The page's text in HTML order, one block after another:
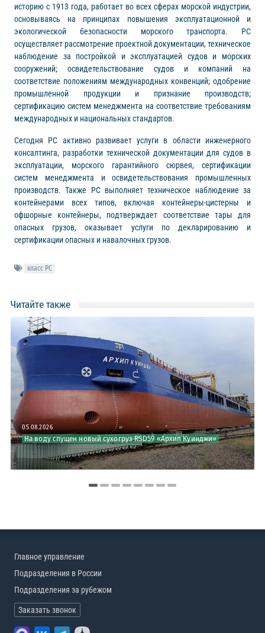
историю с 1913 года, работает во всех сферах морской индустрии,
основываясь на принципах повышения эксплуатационной и
экологической безопасности морского транспорта. РС
осуществляет рассмотрение проектной документации, техническое
наблюдение за постройкой и эксплуатацией судов и морских
сооружений; освидетельствование судов и компаний на
соответствие положениям международных конвенций; одобрение
промышленной продукции и признание производств;
сертификацию систем менеджмента на соответствие требованиям
международных и национальных стандартов.
Сегодня РС активно развивает услуги в области инженерного
консалтинга, разработки технической документации для судов в
эксплуатации, морского гарантийного сюрвея, сертификации
систем менеджмента и освидетельствования промышленных
производств. Также РС выполняет техническое наблюдение за
контейнерами всех типов, включая контейнеры-цистерны и
офшорные контейнеры, подтверждает соответствие тары для
опасных грузов, оказывает услуги по декларированию и
сертификации опасных и навалочных грузов.
класс РС
Читайте также
05.08.2026
На воду спущен новый сухогруз RSD59 «Архип Куинджи»
Главное управление
Подразделения в России
Подразделения за рубежом
Заказать звонок